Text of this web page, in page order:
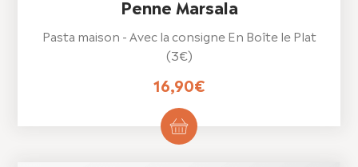
Penne Marsala
Pasta maison - Avec la consigne En Boîte le Plat
(3€)
16,90€